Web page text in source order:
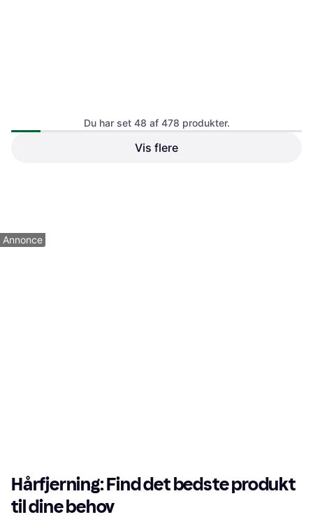
Du har set 48 af 478 produkter.
Vis flere
Annonce
Hårfjerning: Find det bedste produkt
til dine behov